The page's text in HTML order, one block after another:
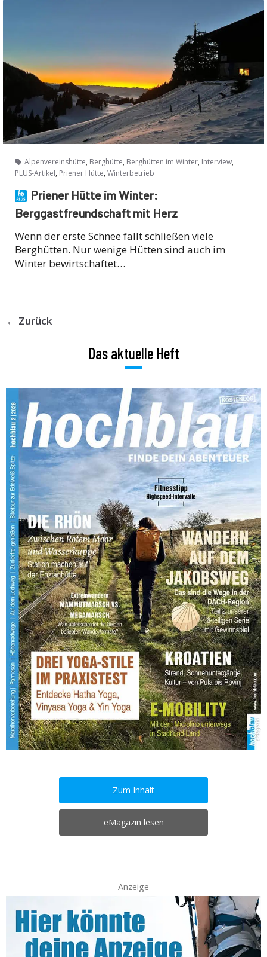
Alpenvereinshütte, Berghütte, Berghütten im Winter, Interview,
PLUS-Artikel, Priener Hütte, Winterbetrieb
Priener Hütte im Winter:
Berggastfreundschaft mit Herz
Wenn der erste Schnee fällt schließen viele
Berghütten. Nur wenige Hütten sind auch im
Winter bewirtschaftet…
← Zurück
Das aktuelle Heft
Zum Inhalt
eMagazin lesen
– Anzeige –